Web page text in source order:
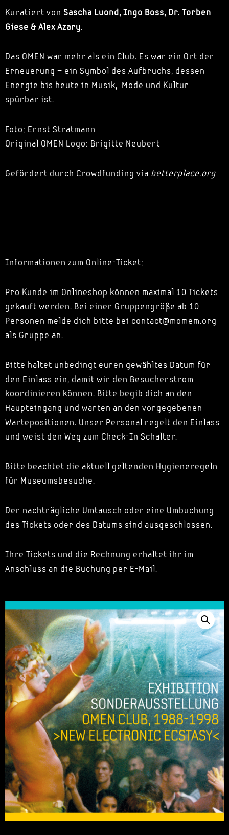
Kuratiert von Sascha Luond, Ingo Boss, Dr. Torben
Giese & Alex Azary.
Das OMEN war mehr als ein Club. Es war ein Ort der
Erneuerung – ein Symbol des Aufbruchs, dessen
Energie bis heute in Musik, Mode und Kultur
spürbar ist.
Foto: Ernst Stratmann
Original OMEN Logo: Brigitte Neubert
Gefördert durch Crowdfunding via betterplace.org
Informationen zum Online-Ticket:
Pro Kunde im Onlineshop können maximal 10 Tickets
gekauft werden. Bei einer Gruppengröße ab 10
Personen melde dich bitte bei contact@momem.org
als Gruppe an.
Bitte haltet unbedingt euren gewähltes Datum für
den Einlass ein, damit wir den Besucherstrom
koordinieren können. Bitte begib dich an den
Haupteingang und warten an den vorgegebenen
Wartepositionen. Unser Personal regelt den Einlass
und weist den Weg zum Check-In Schalter.
Bitte beachtet die aktuell geltenden Hygieneregeln
für Museumsbesuche.
Der nachträgliche Umtausch oder eine Umbuchung
des Tickets oder des Datums sind ausgeschlossen.
Ihre Tickets und die Rechnung erhaltet ihr im
Anschluss an die Buchung per E-Mail.